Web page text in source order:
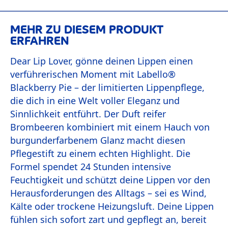
MEHR ZU DIESEM PRODUKT
ERFAHREN
Dear Lip Lover, gönne deinen Lippen einen
verführerischen Moment mit Labello®
Blackberry Pie – der limitierten Lippenpflege,
die dich in eine Welt voller Eleganz und
Sinnlichkeit entführt. Der Duft reifer
Brombeeren kombiniert mit einem Hauch von
burgunderfarbenem Glanz macht diesen
Pflegestift zu einem echten Highlight. Die
Formel spendet 24 Stunden intensive
Feuchtigkeit und schützt deine Lippen vor den
Herausforderungen des Alltags – sei es Wind,
Kälte oder trockene Heizungsluft. Deine Lippen
fühlen sich sofort zart und gepflegt an, bereit